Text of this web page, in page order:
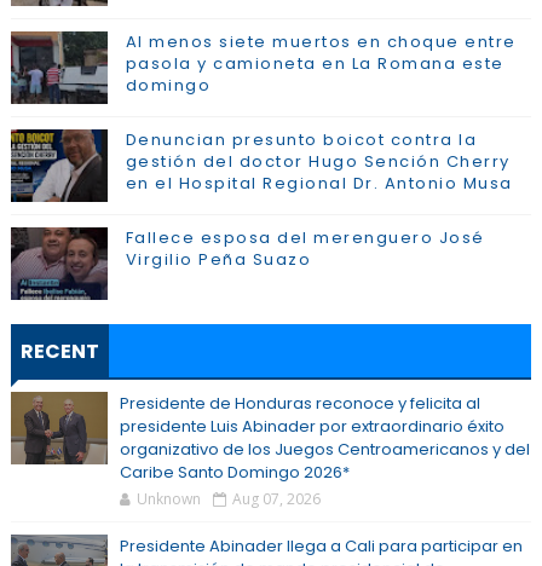
Al menos siete muertos en choque entre
pasola y camioneta en La Romana este
domingo
Denuncian presunto boicot contra la
gestión del doctor Hugo Sención Cherry
en el Hospital Regional Dr. Antonio Musa
Fallece esposa del merenguero José
Virgilio Peña Suazo
RECENT
Presidente de Honduras reconoce y felicita al
presidente Luis Abinader por extraordinario éxito
organizativo de los Juegos Centroamericanos y del
Caribe Santo Domingo 2026*
Unknown Aug 07, 2026
Presidente Abinader llega a Cali para participar en